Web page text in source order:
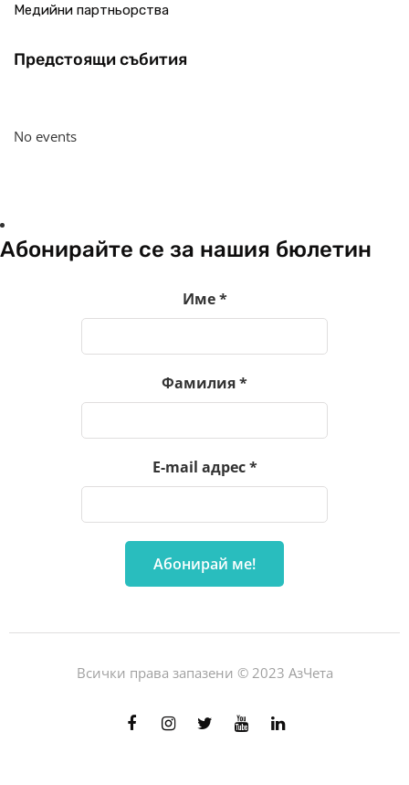
Медийни партньорства
Предстоящи събития
No events
Абонирайте се за нашия бюлетин
Име*
Фамилия*
E-mail адрес*
Всички права запазени © 2023 АзЧета